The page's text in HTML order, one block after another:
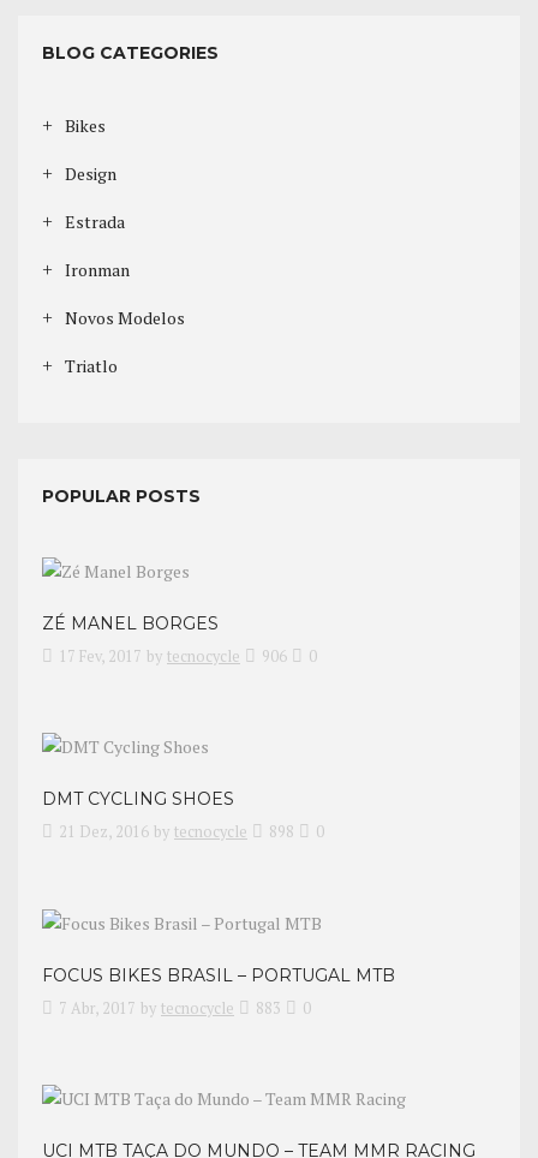
BLOG CATEGORIES
Bikes
Design
Estrada
Ironman
Novos Modelos
Triatlo
POPULAR POSTS
ZÉ MANEL BORGES
17 Fev, 2017 by tecnocycle 906 0
DMT CYCLING SHOES
21 Dez, 2016 by tecnocycle 898 0
FOCUS BIKES BRASIL – PORTUGAL MTB
7 Abr, 2017 by tecnocycle 883 0
UCI MTB TAÇA DO MUNDO – TEAM MMR RACING